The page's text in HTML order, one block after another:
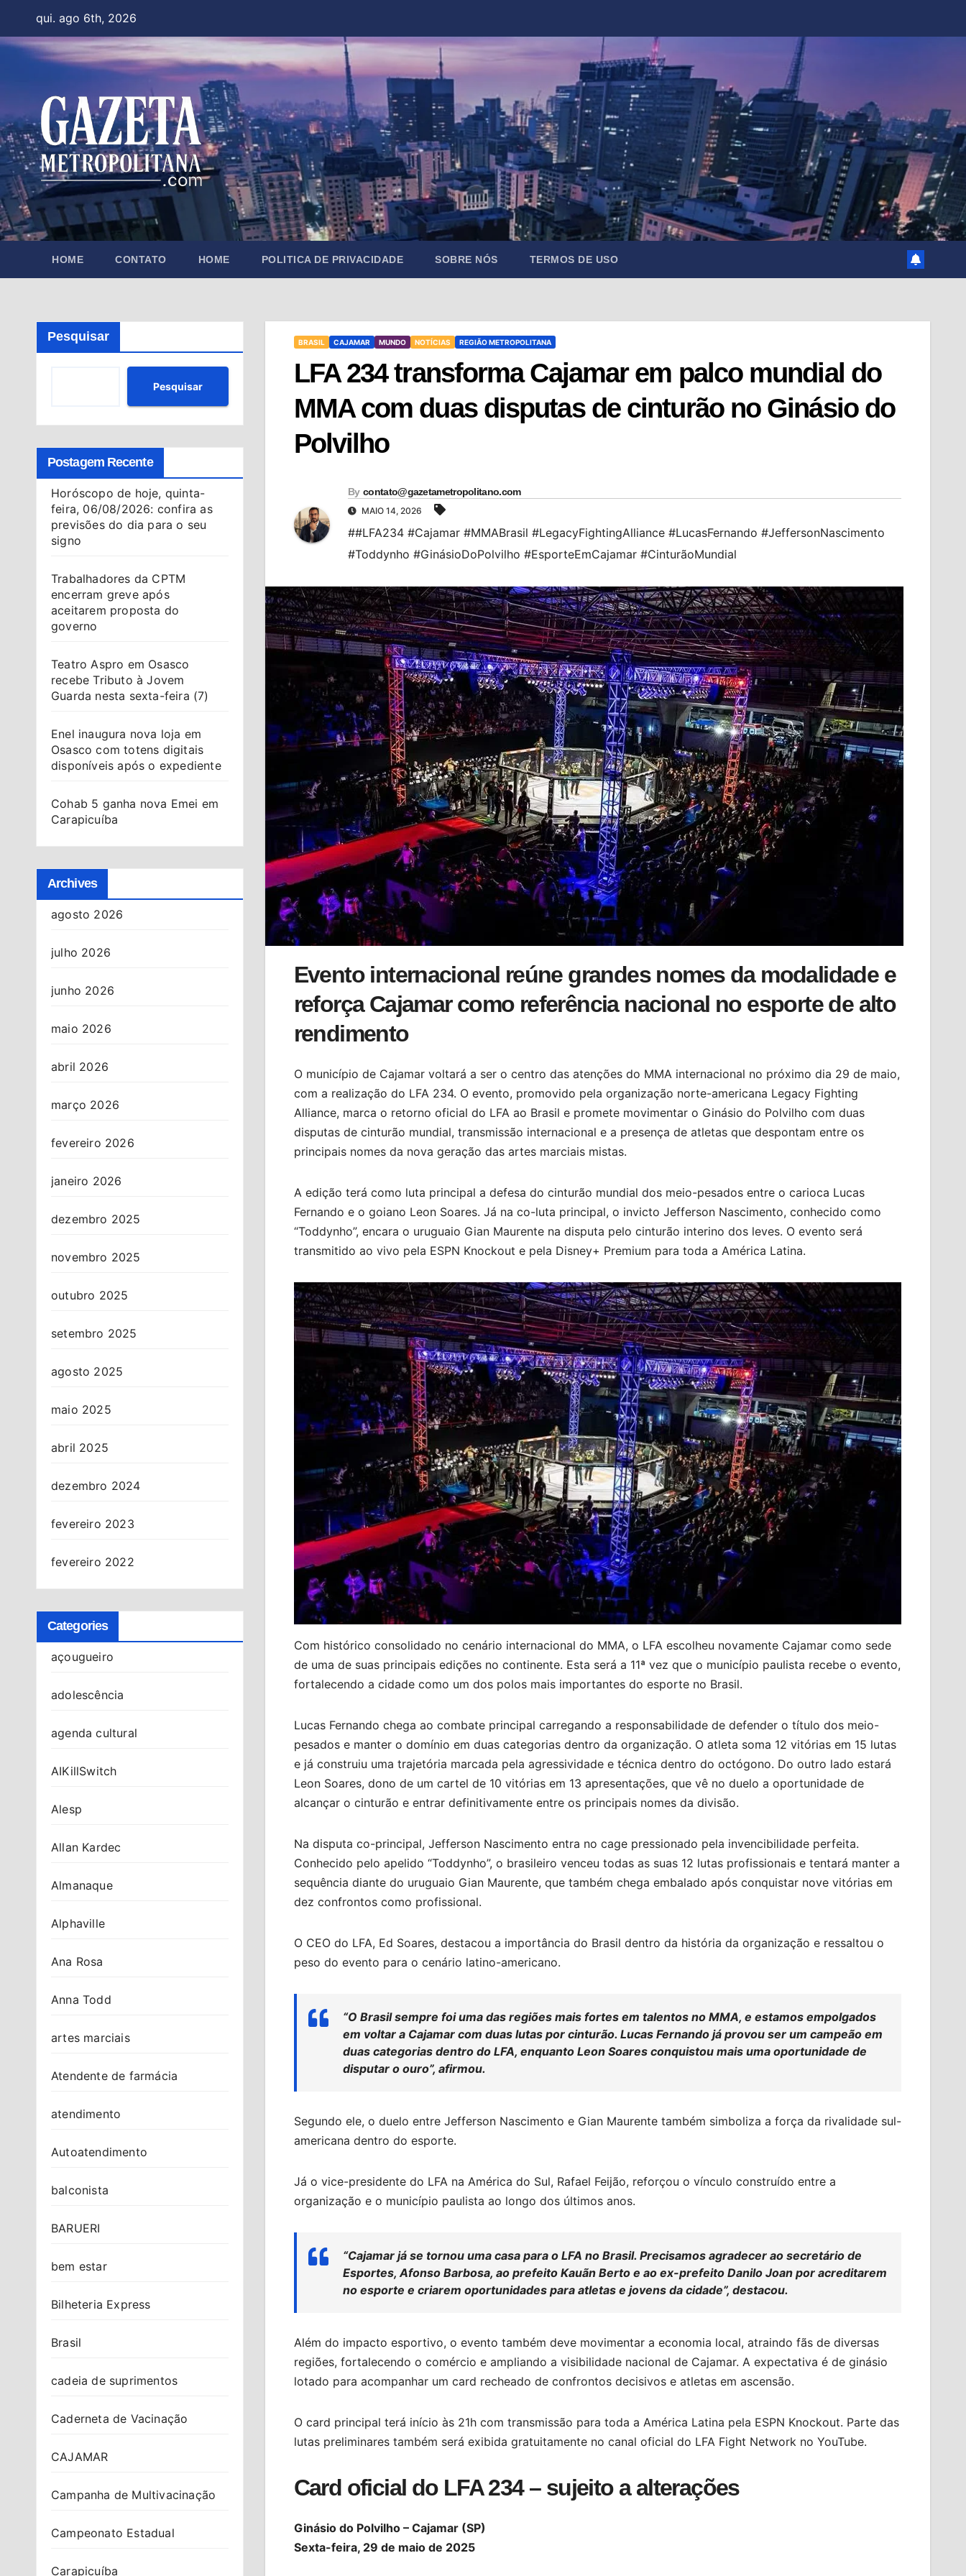
content
qui. ago 6th, 2026
HOME CONTATO HOME POLITICA DE PRIVACIDADE SOBRE NÓS TERMOS DE USO
Pesquisar
Pesquisar
Postagem Recente
Horóscopo de hoje, quinta-
feira, 06/08/2026: confira as
previsões do dia para o seu
signo
Trabalhadores da CPTM
encerram greve após
aceitarem proposta do
governo
Teatro Aspro em Osasco
recebe Tributo à Jovem
Guarda nesta sexta-feira (7)
Enel inaugura nova loja em
Osasco com totens digitais
disponíveis após o expediente
Cohab 5 ganha nova Emei em
Carapicuíba
Archives
agosto 2026
julho 2026
junho 2026
maio 2026
abril 2026
março 2026
fevereiro 2026
janeiro 2026
dezembro 2025
novembro 2025
outubro 2025
setembro 2025
agosto 2025
maio 2025
abril 2025
dezembro 2024
fevereiro 2023
fevereiro 2022
Categories
açougueiro
adolescência
agenda cultural
AIKillSwitch
Alesp
Allan Kardec
Almanaque
Alphaville
Ana Rosa
Anna Todd
artes marciais
Atendente de farmácia
atendimento
Autoatendimento
balconista
BARUERI
bem estar
Bilheteria Express
Brasil
cadeia de suprimentos
Caderneta de Vacinação
CAJAMAR
Campanha de Multivacinação
Campeonato Estadual
Carapicuíba
BRASIL CAJAMAR MUNDO NOTÍCIAS REGIÃO METROPOLITANA
LFA 234 transforma Cajamar em palco mundial do
MMA com duas disputas de cinturão no Ginásio do
Polvilho
By contato@gazetametropolitano.com
MAIO 14, 2026
##LFA234 #Cajamar #MMABrasil #LegacyFightingAlliance #LucasFernando #JeffersonNascimento
#Toddynho #GinásioDoPolvilho #EsporteEmCajamar #CinturãoMundial
Evento internacional reúne grandes nomes da modalidade e
reforça Cajamar como referência nacional no esporte de alto
rendimento
O município de Cajamar voltará a ser o centro das atenções do MMA internacional no próximo dia 29 de maio,
com a realização do LFA 234. O evento, promovido pela organização norte-americana Legacy Fighting
Alliance, marca o retorno oficial do LFA ao Brasil e promete movimentar o Ginásio do Polvilho com duas
disputas de cinturão mundial, transmissão internacional e a presença de atletas que despontam entre os
principais nomes da nova geração das artes marciais mistas.
A edição terá como luta principal a defesa do cinturão mundial dos meio-pesados entre o carioca Lucas
Fernando e o goiano Leon Soares. Já na co-luta principal, o invicto Jefferson Nascimento, conhecido como
“Toddynho”, encara o uruguaio Gian Maurente na disputa pelo cinturão interino dos leves. O evento será
transmitido ao vivo pela ESPN Knockout e pela Disney+ Premium para toda a América Latina.
Com histórico consolidado no cenário internacional do MMA, o LFA escolheu novamente Cajamar como sede
de uma de suas principais edições no continente. Esta será a 11ª vez que o município paulista recebe o evento,
fortalecendo a cidade como um dos polos mais importantes do esporte no Brasil.
Lucas Fernando chega ao combate principal carregando a responsabilidade de defender o título dos meio-
pesados e manter o domínio em duas categorias dentro da organização. O atleta soma 12 vitórias em 15 lutas
e já construiu uma trajetória marcada pela agressividade e técnica dentro do octógono. Do outro lado estará
Leon Soares, dono de um cartel de 10 vitórias em 13 apresentações, que vê no duelo a oportunidade de
alcançar o cinturão e entrar definitivamente entre os principais nomes da divisão.
Na disputa co-principal, Jefferson Nascimento entra no cage pressionado pela invencibilidade perfeita.
Conhecido pelo apelido “Toddynho”, o brasileiro venceu todas as suas 12 lutas profissionais e tentará manter a
sequência diante do uruguaio Gian Maurente, que também chega embalado após conquistar nove vitórias em
dez confrontos como profissional.
O CEO do LFA, Ed Soares, destacou a importância do Brasil dentro da história da organização e ressaltou o
peso do evento para o cenário latino-americano.
“O Brasil sempre foi uma das regiões mais fortes em talentos no MMA, e estamos empolgados
em voltar a Cajamar com duas lutas por cinturão. Lucas Fernando já provou ser um campeão em
duas categorias dentro do LFA, enquanto Leon Soares conquistou mais uma oportunidade de
disputar o ouro”, afirmou.
Segundo ele, o duelo entre Jefferson Nascimento e Gian Maurente também simboliza a força da rivalidade sul-
americana dentro do esporte.
Já o vice-presidente do LFA na América do Sul, Rafael Feijão, reforçou o vínculo construído entre a
organização e o município paulista ao longo dos últimos anos.
“Cajamar já se tornou uma casa para o LFA no Brasil. Precisamos agradecer ao secretário de
Esportes, Afonso Barbosa, ao prefeito Kauãn Berto e ao ex-prefeito Danilo Joan por acreditarem
no esporte e criarem oportunidades para atletas e jovens da cidade”, destacou.
Além do impacto esportivo, o evento também deve movimentar a economia local, atraindo fãs de diversas
regiões, fortalecendo o comércio e ampliando a visibilidade nacional de Cajamar. A expectativa é de ginásio
lotado para acompanhar um card recheado de confrontos decisivos e atletas em ascensão.
O card principal terá início às 21h com transmissão para toda a América Latina pela ESPN Knockout. Parte das
lutas preliminares também será exibida gratuitamente no canal oficial do LFA Fight Network no YouTube.
Card oficial do LFA 234 – sujeito a alterações
Ginásio do Polvilho – Cajamar (SP)
Sexta-feira, 29 de maio de 2025